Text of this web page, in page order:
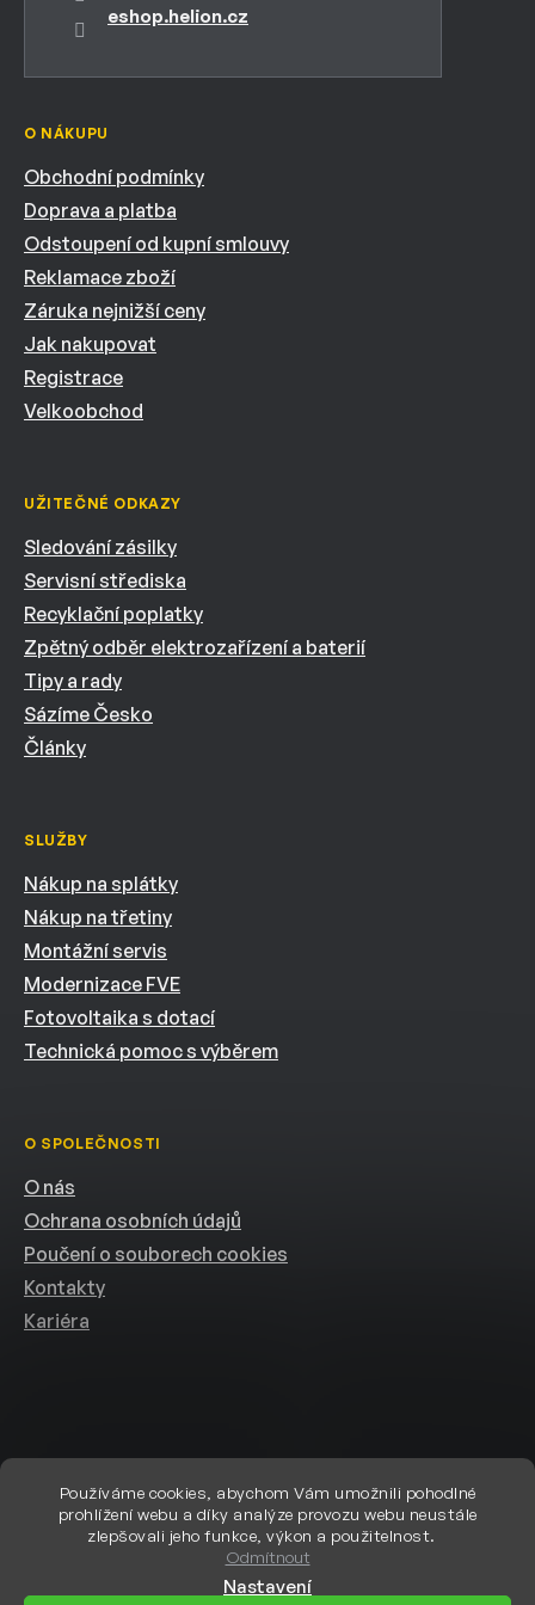
Používáme cookies, abychom Vám umožnili pohodlné
prohlížení webu a díky analýze provozu webu neustále
zlepšovali jeho funkce, výkon a použitelnost.
Odmítnout
Nastavení
eshop.helion.cz
O NÁKUPU
Obchodní podmínky
Doprava a platba
Odstoupení od kupní smlouvy
Reklamace zboží
Záruka nejnižší ceny
Jak nakupovat
Registrace
Velkoobchod
UŽITEČNÉ ODKAZY
Sledování zásilky
Servisní střediska
Recyklační poplatky
Zpětný odběr elektrozařízení a baterií
Tipy a rady
Sázíme Česko
Články
SLUŽBY
Nákup na splátky
Nákup na třetiny
Montážní servis
Modernizace FVE
Fotovoltaika s dotací
Technická pomoc s výběrem
O SPOLEČNOSTI
O nás
Ochrana osobních údajů
Poučení o souborech cookies
Kontakty
Kariéra
Vytvořil Shoptet
Copyright 2026eshop.helion.cz. Všechna práva vyhrazena.Upravit